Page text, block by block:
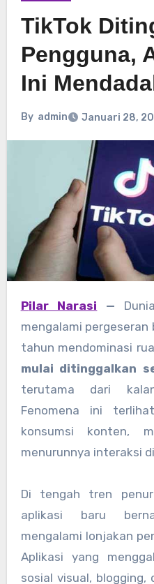
TikTok
Pengguna,
Ini
By admin Januari 28,
Pilar Narasi —
mengalami
tahun mendominasi
mulai ditinggalkan
terutama dari
Fenomena ini
konsumsi konten,
menurunnya interaksi
Di tengah tren
aplikasi baru
mengalami lonjakan
Aplikasi yang
sosial visual,